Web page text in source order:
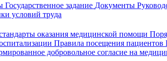
Государственное задание Документы
условий труда
оказания медицинской помощи
Правила посещения пациентов
добровольное согласие на